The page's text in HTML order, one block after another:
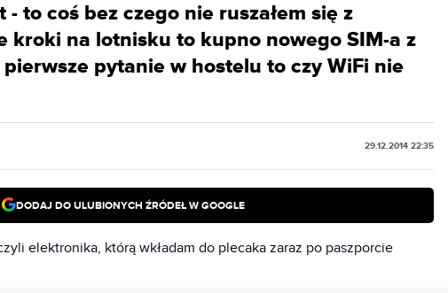
to coś bez czego nie ruszałem się z
kroki na lotnisku to kupno nowego SIM-a z
pytanie w hostelu to czy WiFi nie
29.12.2014 22:35
DODAJ DO ULUBIONYCH ŹRÓDEŁ W GOOGLE